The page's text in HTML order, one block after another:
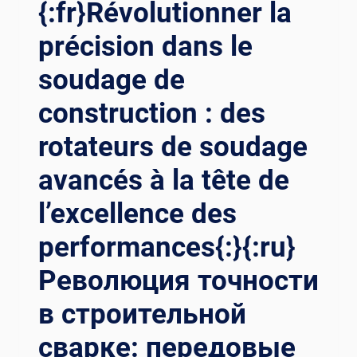
LE RÉ
VOLUTIONNAIRE DE
S RO
TATEURS DE
SO
UDAGE AU
TO-AJ
USTABLES{:}{:
ВЫШЕНИЕ ЭФ
ФЕКТИВНОСТИ АВ
ТОМОБИЛЬНОЙ СВ
ВОЛЮЦИОННАЯ РО
ЛЬ СА
МОРЕГУЛИРУЕМЫХ СВ
АРОЧНЫХ ВР
АЩАТЕЛЕЙ{:}{:
AR}كف
{:fr}Révolutionner la
précision dans le
soudage de
construction : des
rotateurs de soudage
avancés à la tête de
l’excellence des
performances{:}{:ru}
Революция точности
в строительной
сварке: передовые